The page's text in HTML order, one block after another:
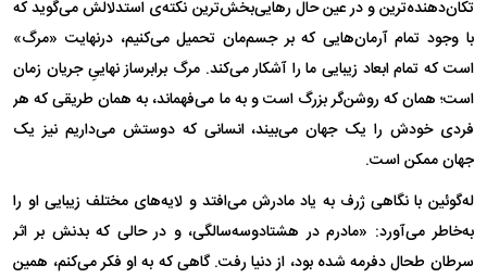
تکان‌دهنده‌ترین و در عین حال رهایی‌بخش‌ترین نکته‌ی استدلالش می‌گوید که
با وجود تمام آرمان‌هایی که بر جسم‌مان تحمیل می‌کنیم، درنهایت «مرگ»
است که تمام ابعاد زیبایی ما را آشکار می‌کند. مرگ برابرساز نهاییِ جریان زمان
است؛ همان که روشن‌گر بزرگ است و به ما می‌فهماند، به همان طریقی که هر
فردی خودش را یک جهان می‌بیند، انسانی که دوستش می‌داریم نیز یک
جهان ممکن است.
له‌گوئین با نگاهی ژرف به یاد مادرش می‌افتد و لایه‌های مختلف زیبایی او را
به‌خاطر می‌آورد: «مادرم در هشتادو‌سه‌سالگی، و در حالی که بدنش بر اثر
سرطان طحال دفرمه شده بود، از دنیا رفت. گاهی که به او فکر می‌کنم، همین